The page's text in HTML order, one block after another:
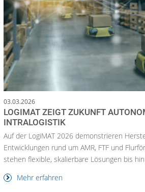
03.03.2026
LOGIMAT ZEIGT ZUKUNFT
INTRALOGISTIK
Auf der LogiMAT 2026 demonstrieren
Entwicklungen rund um AMR, FTF und
stehen flexible, skalierbare Lösungen bis
Mehr erfahren